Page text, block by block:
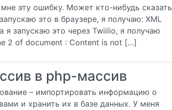
эту ошибку. Может кто-нибудь сказать
это в браузере, я получаю: XML
я запускаю это через Twiilio, я получаю
2 of document : Content is not […]
в php-массив
– импортировать информацию о
и хранить их в базе данных. У меня